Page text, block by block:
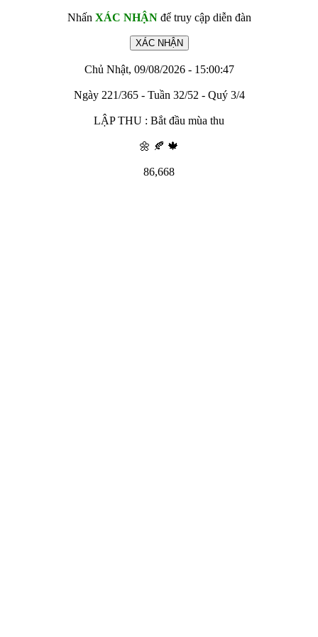
Nhấn XÁC NHẬNđể truy cập diễn đàn
Chủ Nhật, 09/08/2026 - 15:00:47
Ngày 221/365 - Tuần 32/52 - Quý 3/4
LẬP THU : Bắt đầu mùa thu
🌼 🍂 🍁
86,668